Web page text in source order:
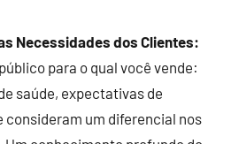
Necessidades dos Clientes:
para o qual você vende:
saúde, expectativas de
consideram um diferencial nos